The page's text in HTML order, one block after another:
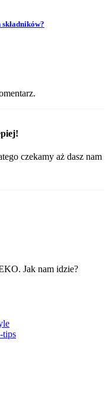
czekamy aż dasz nam
Jak nam idzie?
tips